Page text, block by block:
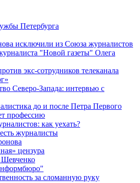
Петербурга
исключили из Союза журналистов
"Новой газеты" Олега
экс-сотрудников телеканала
Северо-Запада: интервью с
до и после Петра Первого
профессию
как уехать?
журналисты
цензура
за сломанную руку